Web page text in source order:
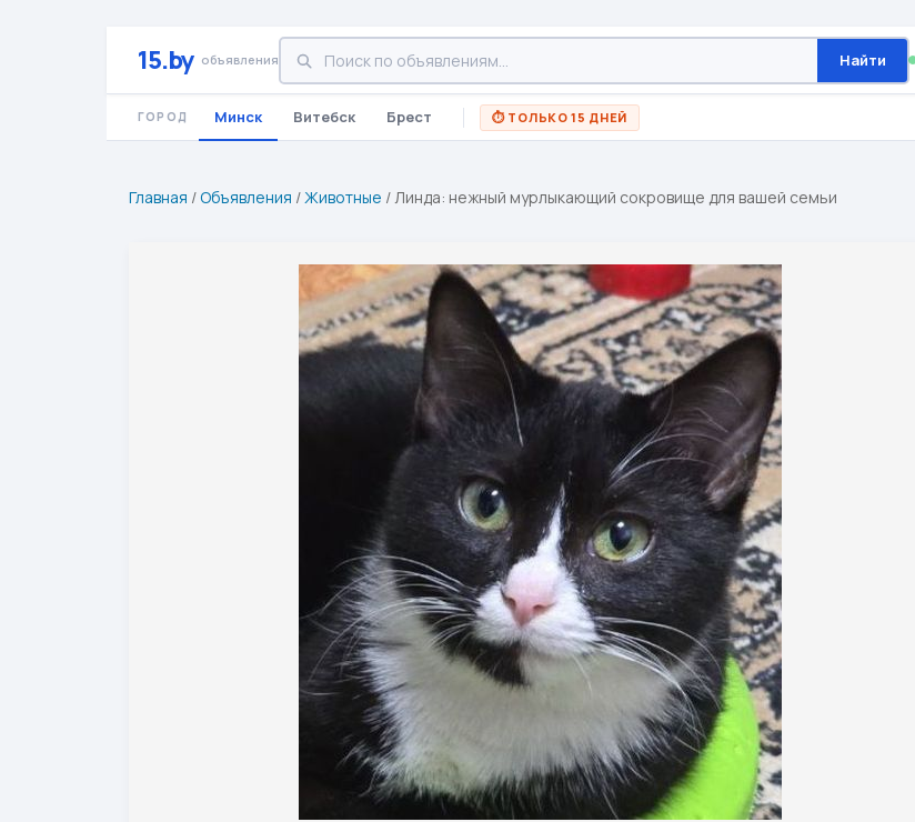
15.by объявления Найти
ГОРОД Минск Витебск Брест ⏱ ТОЛЬКО 15 ДНЕЙ
Главная /Объявления /Животные /Линда: нежный мурлыкающий сокровище для вашей семьи